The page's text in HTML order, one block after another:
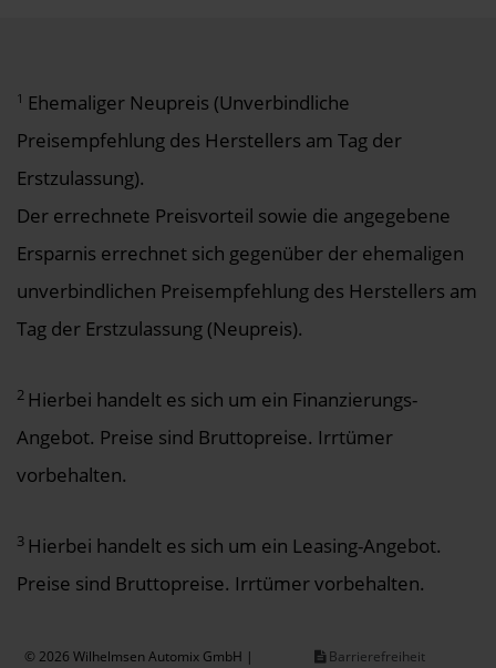
1 Ehemaliger Neupreis (Unverbindliche
Preisempfehlung des Herstellers am Tag der
Erstzulassung).
Der errechnete Preisvorteil sowie die angegebene
Ersparnis errechnet sich gegenüber der ehemaligen
unverbindlichen Preisempfehlung des Herstellers am
Tag der Erstzulassung (Neupreis).
2 Hierbei handelt es sich um ein Finanzierungs-
Angebot. Preise sind Bruttopreise. Irrtümer
vorbehalten.
3 Hierbei handelt es sich um ein Leasing-Angebot.
Preise sind Bruttopreise. Irrtümer vorbehalten.
Barrierefreiheit
© 2026 Wilhelmsen Automix GmbH |